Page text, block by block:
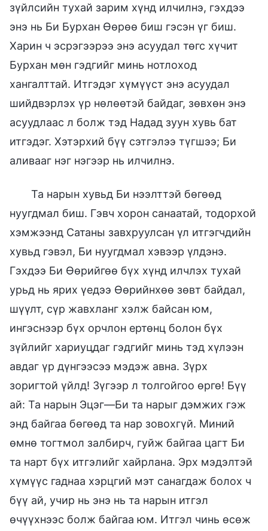
зүйлсийн тухай зарим хүнд илчилнэ, гэхдээ
энэ нь Би Бурхан Өөрөө биш гэсэн үг биш.
Харин ч эсрэгээрээ энэ асуудал төгс хүчит
Бурхан мөн гэдгийг минь нотлоход
хангалттай. Итгэдэг хүмүүст энэ асуудал
шийдвэрлэх үр нөлөөтэй байдаг, зөвхөн энэ
асуудлаас л болж тэд Надад зуун хувь бат
итгэдэг. Хэтэрхий бүү сэтгэлээ түгшээ; Би
аливааг нэг нэгээр нь илчилнэ.
Та нарын хувьд Би нээлттэй бөгөөд
нуугдмал биш. Гэвч хорон санаатай, тодорхой
хэмжээнд Сатаны завхруулсан үл итгэгчдийн
хувьд гэвэл, Би нуугдмал хэвээр үлдэнэ.
Гэхдээ Би Өөрийгөө бүх хүнд илчлэх тухай
урьд нь ярих үедээ Өөрийнхөө зөвт байдал,
шүүлт, сүр жавхланг хэлж байсан юм,
ингэснээр бүх орчлон ертөнц болон бүх
зүйлийг хариуцдаг гэдгийг минь тэд хүлээн
авдаг үр дүнгээсээ мэдэж авна. Зүрх
зоригтой үйлд! Зүгээр л толгойгоо өргө! Бүү
ай: Та нарын Эцэг—Би та нарыг дэмжих гэж
энд байгаа бөгөөд та нар зовохгүй. Миний
өмнө тогтмол залбирч, гуйж байгаа цагт Би
та нарт бүх итгэлийг хайрлана. Эрх мэдэлтэй
хүмүүс гаднаа хэрцгий мэт санагдаж болох ч
бүү ай, учир нь энэ нь та нарын итгэл
өчүүхнээс болж байгаа юм. Итгэл чинь өсөж